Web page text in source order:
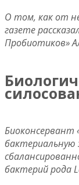
О том, как от
газете
Пробиотиков»
Биоконсервант
бактериальную
бактерий рода